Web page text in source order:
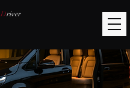
Driver